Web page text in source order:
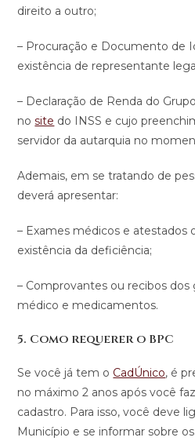
direito a outro;
– Procuração e Documento de
existência de representante
– Declaração de Renda do
nosite do INSS e cujo
servidor da autarquia no
Ademais, em se tratando de
deverá apresentar:
– Exames médicos e atestados
existência da deficiência;
– Comprovantes ou recibos
médico e medicamentos.
5. Como requerer o BPC
Se você já tem o CadÚnico, é
no máximo 2 anos após você
cadastro. Para isso, você deve
Município e se informar sobre